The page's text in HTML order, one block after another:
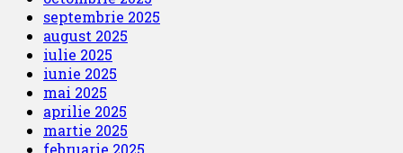
septembrie 2025
august 2025
iulie 2025
iunie 2025
mai 2025
aprilie 2025
martie 2025
februarie 2025